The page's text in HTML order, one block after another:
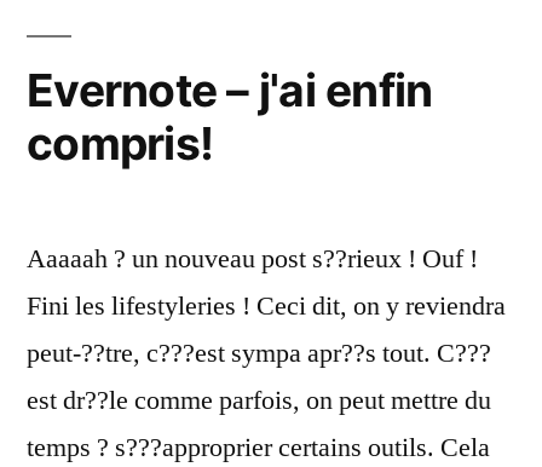
Evernote – j'ai enfin
compris!
Aaaaah ? un nouveau post s??rieux ! Ouf !
Fini les lifestyleries ! Ceci dit, on y reviendra
peut-??tre, c???est sympa apr??s tout. C???
est dr??le comme parfois, on peut mettre du
temps ? s???approprier certains outils. Cela